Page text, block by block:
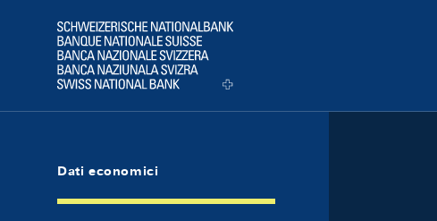
Logo
Dati economici